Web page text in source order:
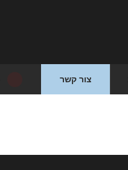
צור קשר